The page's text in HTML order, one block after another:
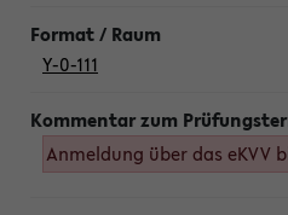
Y-0-111
Anmeldung über das eKVV